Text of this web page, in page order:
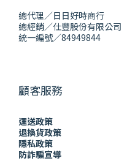
總代理／日日好時商行
總經銷／仕豐股份有限公司
統一編號／84949844
顧客服務
運送政策
退換貨政策
隱私政策
防詐騙宣導